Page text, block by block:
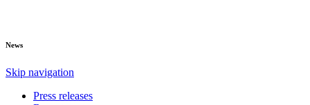
News
Skip navigation
Press releases